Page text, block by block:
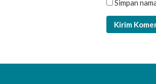
Simpan